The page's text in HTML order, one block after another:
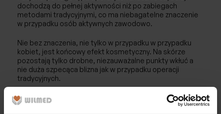
dochodzą do pełnej aktywności niż po zabiegach
metodami tradycyjnymi, co ma niebagatelne znaczenie
w przypadku osób aktywnych zawodowo.
Nie bez znaczenia, nie tylko w przypadku w przypadku
kobiet, jest końcowy efekt kosmetyczny. Na skórze
pozostają tylko drobne, niezauważalne punkty wkłuć a
nie duża szpecąca blizna jak w przypadku operacji
tradycyjnych.